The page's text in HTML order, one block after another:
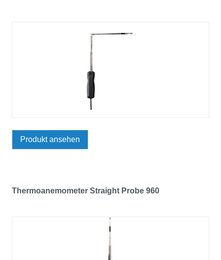
Produkt ansehen
Thermoanemometer Straight Probe 960